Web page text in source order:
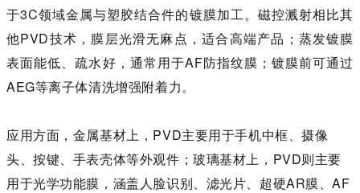
于3C领域金属与塑胶结合件的镀膜加工。磁控溅射相比其
他PVD技术，膜层光滑无麻点，适合高端产品；蒸发镀膜
表面能低、疏水好，通常用于AF防指纹膜；镀膜前可通过
AEG等离子体清洗增强附着力。
应用方面，金属基材上，PVD主要用于手机中框、摄像
头、按键、手表壳体等外观件；玻璃基材上，PVD则主要
用于光学功能膜，涵盖人脸识别、滤光片、超硬AR膜、AF